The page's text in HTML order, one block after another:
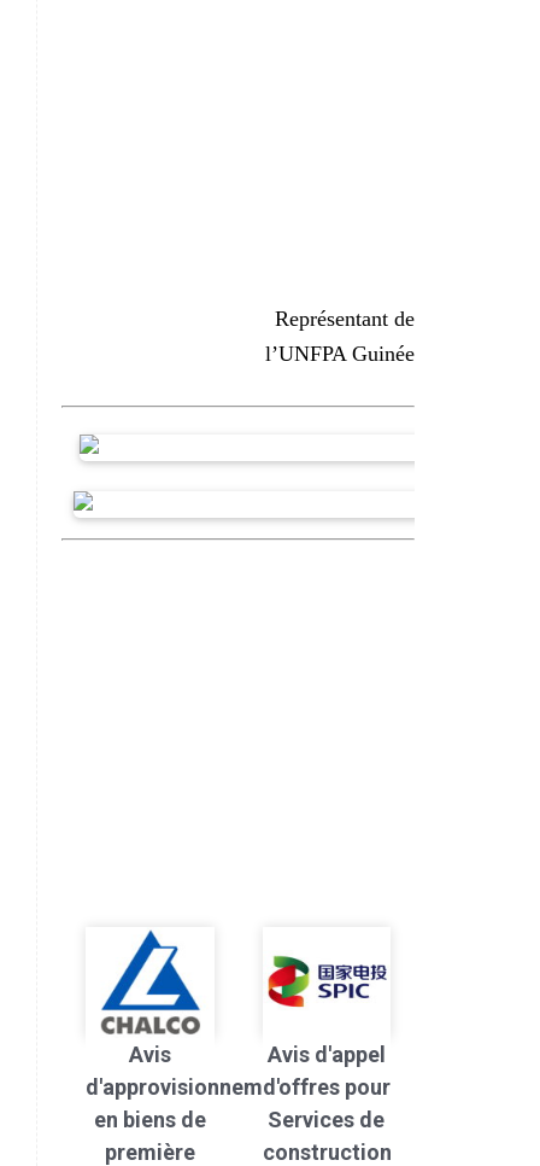
Représentant de
l’UNFPA Guinée
Avis
d'approvisionnement
en biens de
première
Avis d'appel
d'offres pour
Services de
construction